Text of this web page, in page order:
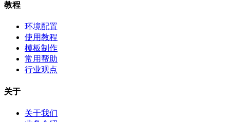
教程
环境配置
使用教程
模板制作
常用帮助
行业观点
关于
关于我们